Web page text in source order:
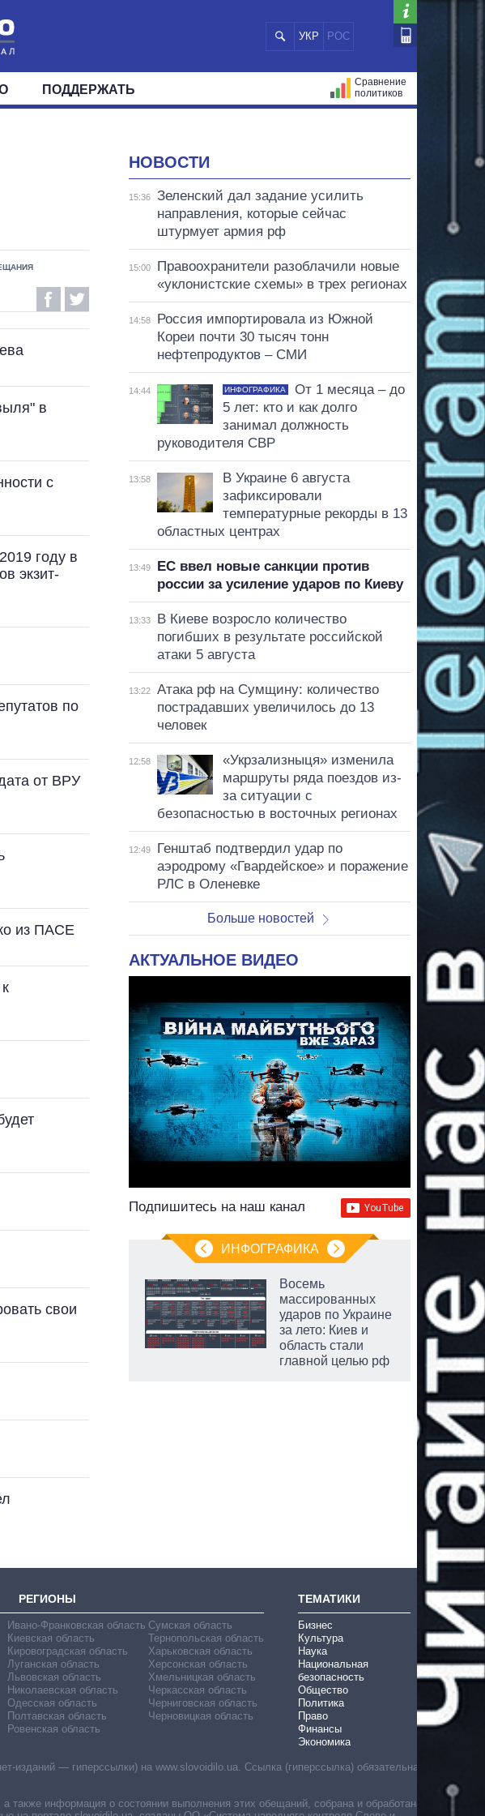
УКР РОС
ПОДДЕРЖАТЬ
Сравнение
политиков
в
с
году в
экзит-
по
от ВРУ
из ПАСЕ
свои
НОВОСТИ
15:36
Зеленский дал задание усилить
направления, которые сейчас
штурмует армия рф
15:00
Правоохранители разоблачили новые
«уклонистские схемы» в трех регионах
14:58
Россия импортировала из Южной
Кореи почти 30 тысяч тонн
нефтепродуктов – СМИ
14:44 ИНФОГРАФИКА
От 1 месяца – до
5 лет: кто и как долго
занимал должность
руководителя СВР
13:58
В Украине 6 августа
зафиксировали
температурные рекорды в 13
областных центрах
13:49
ЕС ввел новые санкции против
россии за усиление ударов по Киеву
13:33
В Киеве возросло количество
погибших в результате российской
атаки 5 августа
13:22
Атака рф на Сумщину: количество
пострадавших увеличилось до 13
человек
12:58
«Укрзализныця» изменила
маршруты ряда поездов из-
за ситуации с
безопасностью в восточных регионах
12:49
Генштаб подтвердил удар по
аэродрому «Гвардейское» и поражение
РЛС в Оленевке
Больше новостей
АКТУАЛЬНОЕ ВИДЕО
Подпишитесь на наш канал
ИНФОГРАФИКА
Восемь
массированных
ударов по Украине
за лето: Киев и
область стали
главной целью рф
РЕГИОНЫ
Ивано-Франковская область
Киевская область
Кировоградская область
Луганская область
Львовская область
Николаевская область
Одесская область
Полтавская область
Ровенская область
Сумская область
Тернопольская область
Харьковская область
Херсонская область
Хмельницкая область
Черкасская область
Черниговская область
Черновицкая область
ТЕМАТИКИ
Бизнес
Культура
Наука
Национальная
безопасность
Общество
Политика
Право
Финансы
Экономика
изданий — гиперссылки) на www.slovoidilo.ua. Ссылка (гиперссылка) обязательна
информация о состоянии выполнения этих обещаний, собрана и обработана